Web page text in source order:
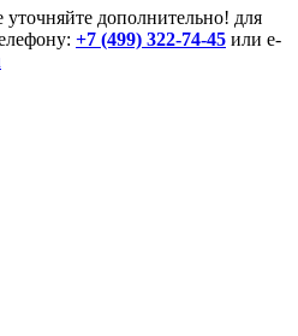
дополнительно! для
+7 (499) 322-74-45 или e-